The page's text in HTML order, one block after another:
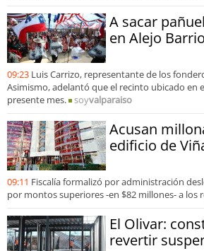
A sacar
en Alejo
09:23 Luis Carrizo, representante de los
Asimismo, adelantó que el recinto ubicado en
presente mes.
soyvalparaiso
Acusan
edificio de
09:11 Fiscalía formalizó por administración
por montos superiores -en $82 millones- a los
El Olivar:
revertir